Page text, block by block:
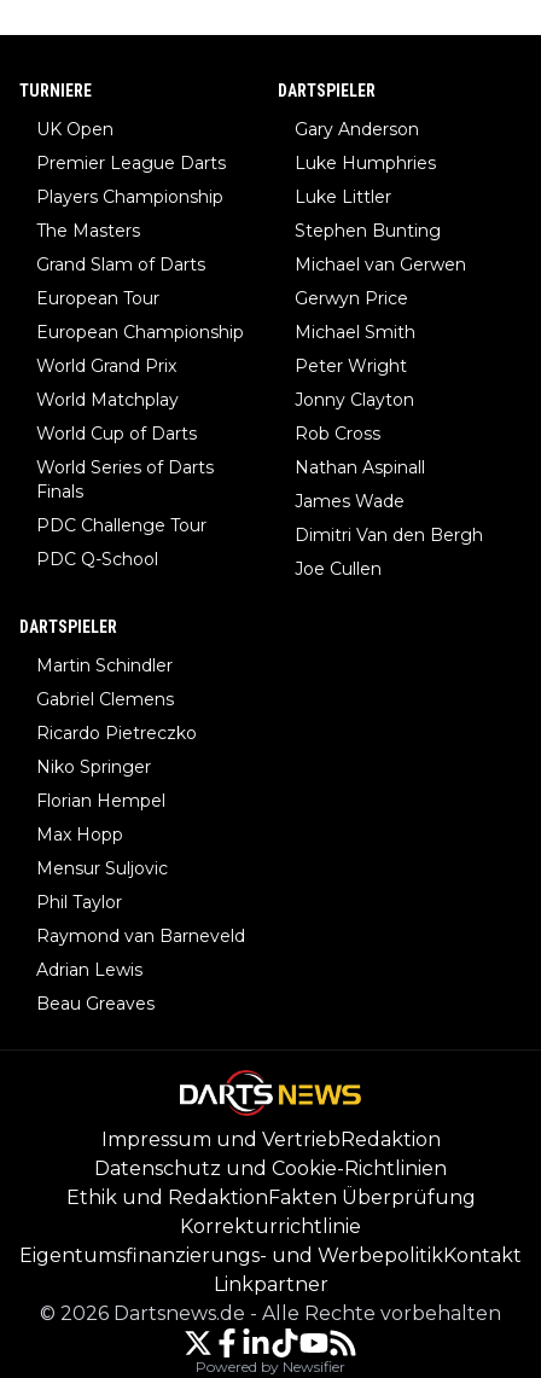
TURNIERE
UK Open
Premier League Darts
Players Championship
The Masters
Grand Slam of Darts
European Tour
European Championship
World Grand Prix
World Matchplay
World Cup of Darts
World Series of Darts
Finals
PDC Challenge Tour
PDC Q-School
DARTSPIELER
Gary Anderson
Luke Humphries
Luke Littler
Stephen Bunting
Michael van Gerwen
Gerwyn Price
Michael Smith
Peter Wright
Jonny Clayton
Rob Cross
Nathan Aspinall
James Wade
Dimitri Van den Bergh
Joe Cullen
DARTSPIELER
Martin Schindler
Gabriel Clemens
Ricardo Pietreczko
Niko Springer
Florian Hempel
Max Hopp
Mensur Suljovic
Phil Taylor
Raymond van Barneveld
Adrian Lewis
Beau Greaves
Impressum und VertriebRedaktion
Datenschutz und Cookie-Richtlinien
Ethik und RedaktionFakten Überprüfung
Korrekturrichtlinie
Eigentumsfinanzierungs- und WerbepolitikKontakt
Linkpartner
© 2026 Dartsnews.de - Alle Rechte vorbehalten
Powered by Newsifier